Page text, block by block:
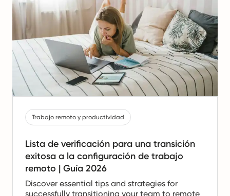
Trabajo remoto y productividad
Lista de verificación para una transición
exitosa a la configuración de trabajo
remoto | Guía 2026
Discover essential tips and strategies for
successfully transitioning your team to remote